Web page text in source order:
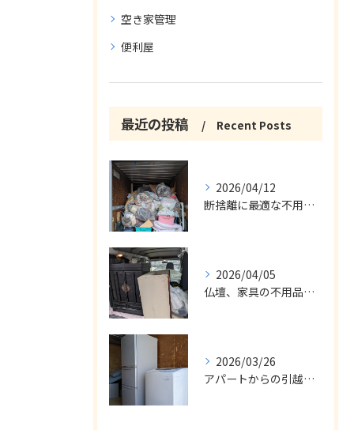
空き家管理
便利屋
最近の投稿 Recent Posts
2026/04/12
断捨離に最適な不用品回収サービス
2026/04/05
仏壇、家具の不用品回収
2026/03/26
アパートからの引越の不用品回収